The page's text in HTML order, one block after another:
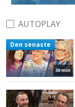
AUTOPLAY
30 min
Den senaste